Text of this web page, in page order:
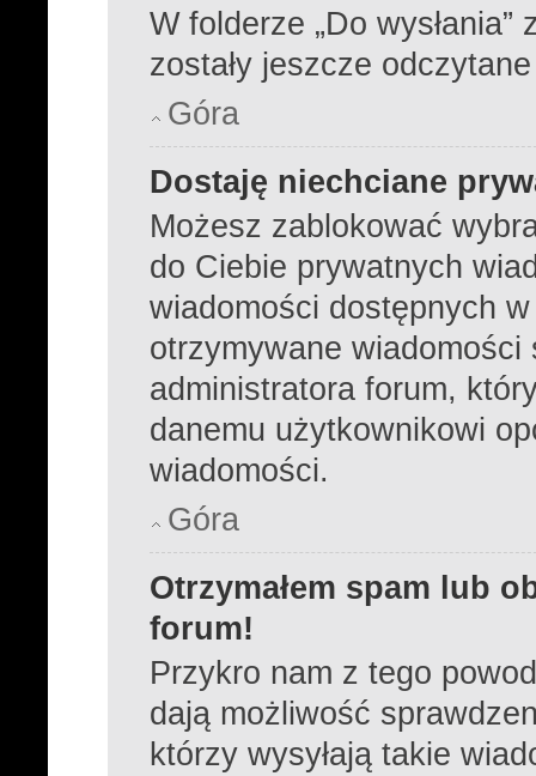
W folderze „Do
zostały jeszcze
Góra
Dostaję niechciane
Możesz zablokować
do Ciebie prywatnych
wiadomości dostępnych
otrzymywane
administratora forum,
danemu użytkownikowi
wiadomości.
Góra
Otrzymałem spam lub
forum!
Przykro nam z tego
dają możliwość
którzy wysyłają takie